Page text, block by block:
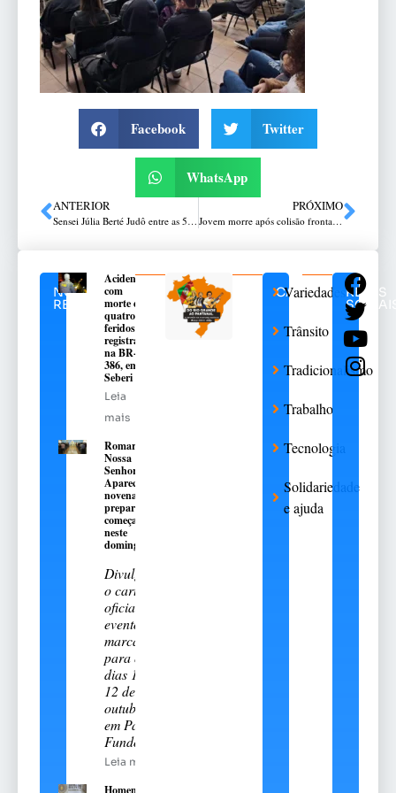
Facebook Twitter
WhatsApp
ANTERIOR
Sensei Júlia Berté Judô entre as 5 melhores do estado
PRÓXIMO
Jovem morre após colisão frontal e caminhonete incendiada na BR-386, em Montenegro
NOTÍCIAS
RELACIONADAS
Acidente
com
morte e
quatro
feridos é
registrado
na BR-
386, em
Seberi
Leia
mais
Romaria de
Nossa
Senhora
Aparecida:
novena
preparatória
começa
neste
domingo, 9
Divulgado
o cartal
oficial do
evento
marcado
para os
dias 11 e
12 de
outubro
em Passo
Fundo
Leia mais
Homem é
CATEGORIAS
Variedades
Trânsito
Tradicionalismo
Trabalho
Tecnologia
Solidariedade
e ajuda
REDES